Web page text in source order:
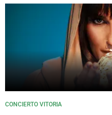
CONCIERTO VITORIA